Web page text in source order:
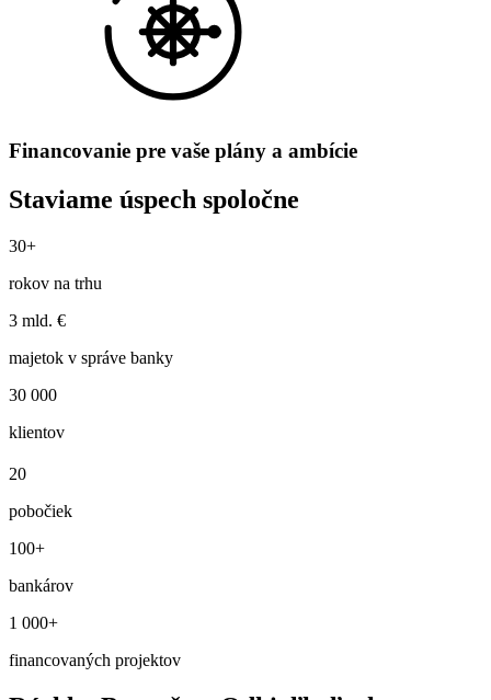
Financovanie pre vaše plány a ambície
Staviame úspech spoločne
30+
rokov na trhu
3 mld. €
majetok v správe banky
30 000
klientov
20
pobočiek
100+
bankárov
1 000+
financovaných projektov